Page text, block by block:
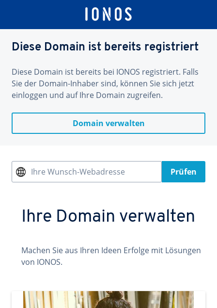
Diese Domain ist bereits registriert
Diese Domain ist bereits bei IONOS registriert. Falls
Sie der Domain-Inhaber sind, können Sie sich jetzt
einloggen und auf Ihre Domain zugreifen.
Domain verwalten
Ihre Wunsch-Webadresse Prüfen
Ihre Domain verwalten
Machen Sie aus Ihren Ideen Erfolge mit Lösungen
von IONOS.